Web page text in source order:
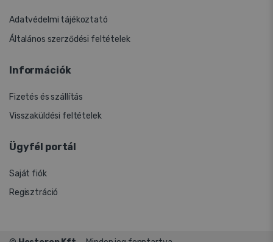
Adatvédelmi tájékoztató
Általános szerződési feltételek
Információk
Fizetés és szállítás
Visszaküldési feltételek
Ügyfél portál
Saját fiók
Regisztráció